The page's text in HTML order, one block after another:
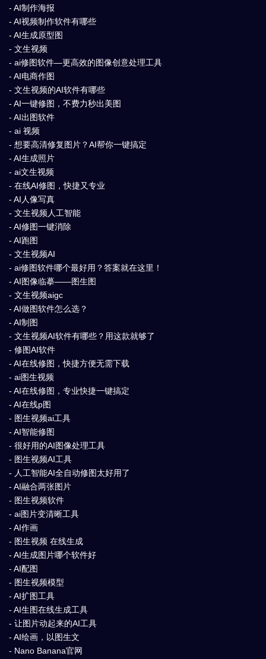
- AI制作海报
- AI视频制作软件有哪些
- AI生成原型图
- 文生视频
- ai修图软件—更高效的图像创意处理工具
- AI电商作图
- 文生视频的AI软件有哪些
- AI一键修图，不费力秒出美图
- AI出图软件
- ai 视频
- 想要高清修复图片？AI帮你一键搞定
- AI生成照片
- ai文生视频
- 在线AI修图，快捷又专业
- AI人像写真
- 文生视频人工智能
- AI修图一键消除
- AI跑图
- 文生视频AI
- ai修图软件哪个最好用？答案就在这里！
- AI图像临摹——图生图
- 文生视频aigc
- AI做图软件怎么选？
- AI制图
- 文生视频AI软件有哪些？用这款就够了
- 修图AI软件
- AI在线修图，快捷方便无需下载
- ai图生视频
- AI在线修图，专业快捷一键搞定
- AI在线p图
- 图生视频ai工具
- AI智能修图
- 很好用的AI图像处理工具
- 图生视频AI工具
- 人工智能AI全自动修图太好用了
- AI融合两张图片
- 图生视频软件
- ai图片变清晰工具
- AI作画
- 图生视频 在线生成
- AI生成图片哪个软件好
- AI配图
- 图生视频模型
- AI扩图工具
- AI生图在线生成工具
- 让图片动起来的AI工具
- AI绘画，以图生文
- Nano Banana官网